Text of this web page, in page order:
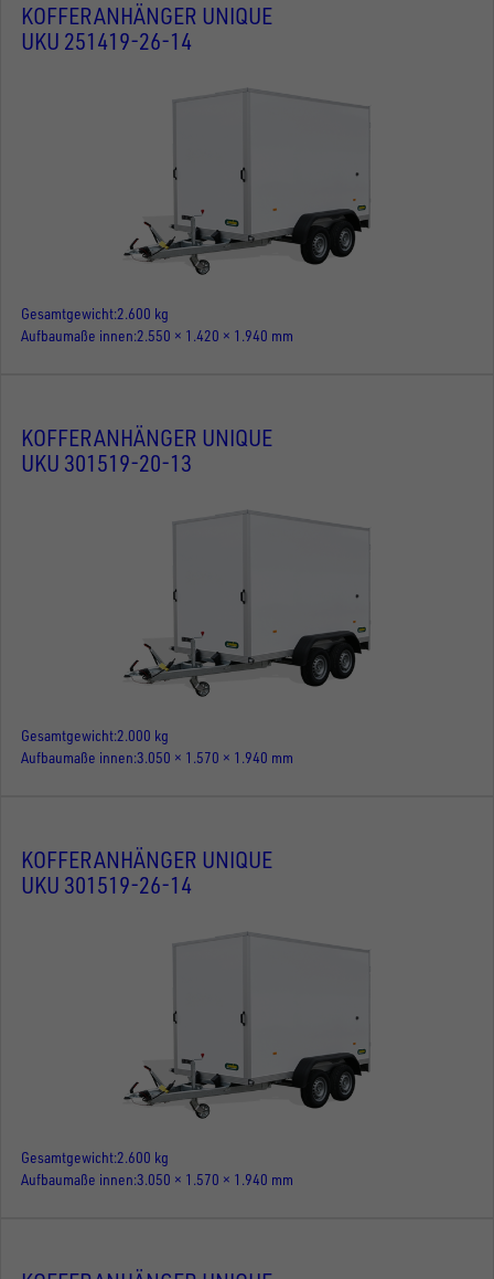
KOFFERANHÄNGER UNIQUE
UKU 251419-26-14
Gesamtgewicht 2.600 kg
Aufbaumaße innen 2.550 × 1.420 × 1.940 mm
KOFFERANHÄNGER UNIQUE
UKU 301519-20-13
Gesamtgewicht 2.000 kg
Aufbaumaße innen 3.050 × 1.570 × 1.940 mm
KOFFERANHÄNGER UNIQUE
UKU 301519-26-14
Gesamtgewicht 2.600 kg
Aufbaumaße innen 3.050 × 1.570 × 1.940 mm